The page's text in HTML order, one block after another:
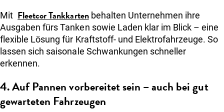
Mit Fleetcor Tankkartenbehalten Unternehmen ihre
Ausgaben fürs Tanken sowie Laden klar im Blick – eine
flexible Lösung für Kraftstoff- und Elektrofahrzeuge. So
lassen sich saisonale Schwankungen schneller
erkennen.
4. Auf Pannen vorbereitet sein – auch bei gut
gewarteten Fahrzeugen